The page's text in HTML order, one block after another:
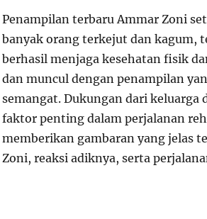
Penampilan terbaru Ammar Zoni
banyak orang terkejut dan kagum,
berhasil menjaga kesehatan fisik
dan muncul dengan penampilan
semangat. Dukungan dari keluarga
faktor penting dalam perjalanan
memberikan gambaran yang jelas
Zoni, reaksi adiknya, serta